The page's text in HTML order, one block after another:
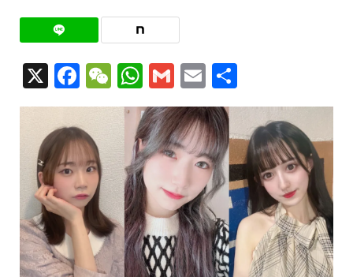
X Facebook
WeChat
WhatsApp
GmailEmail
有